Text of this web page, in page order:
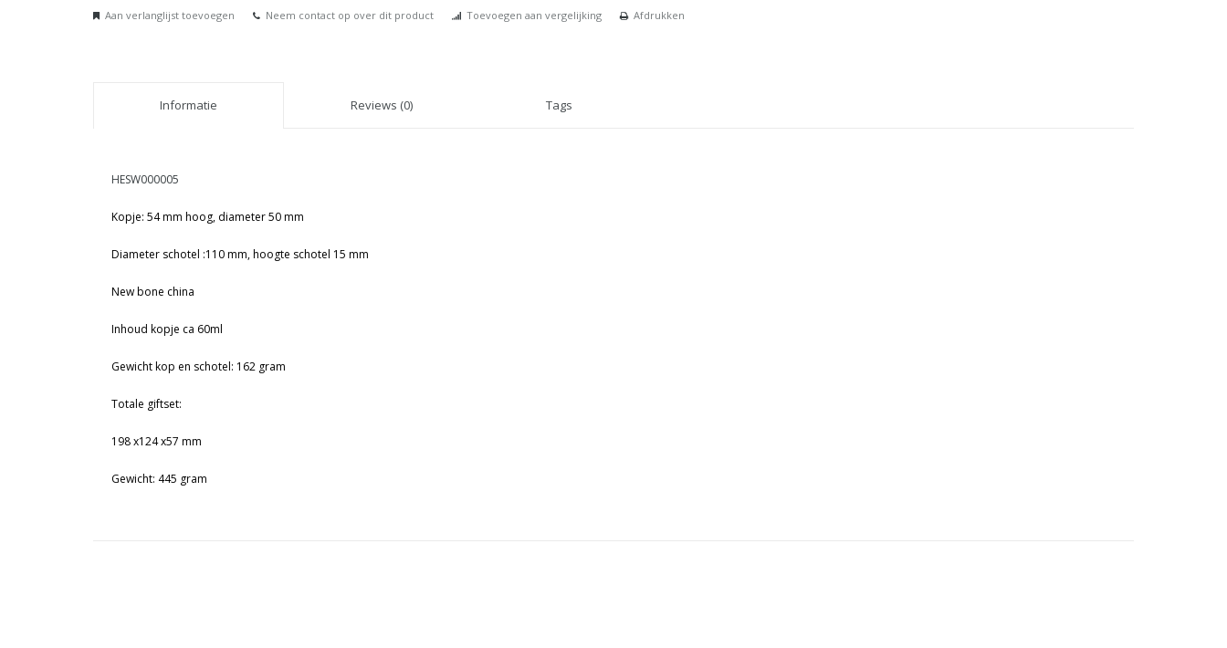
Aan verlanglijst toevoegen Neem contact op over dit product Toevoegen aan vergelijking Afdrukken
Informatie Reviews (0) Tags
HESW000005
Kopje: 54 mm hoog, diameter 50 mm
Diameter schotel :110 mm, hoogte schotel 15 mm
New bone china
Inhoud kopje ca 60ml
Gewicht kop en schotel: 162 gram
Totale giftset:
198 x124 x57 mm
Gewicht: 445 gram